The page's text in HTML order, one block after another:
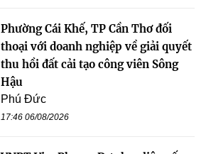
Phường Cái Khế, TP Cần Thơ đối
thoại với doanh nghiệp về giải quyết
thu hồi đất cải tạo công viên Sông
Hậu
Phú Đức
17:46 06/08/2026